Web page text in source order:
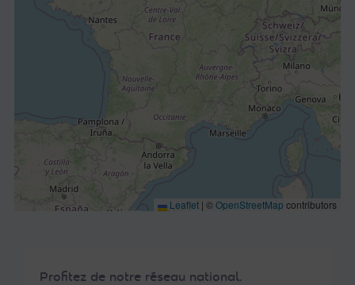
Profitez de notre réseau national.
Leaflet | ©OpenStreetMap contributors